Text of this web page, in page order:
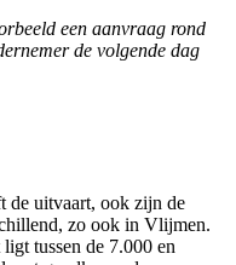
een aanvraag rond
de volgende dag
de uitvaart, ook zijn de
zo ook in Vlijmen.
tussen de 7.000 en